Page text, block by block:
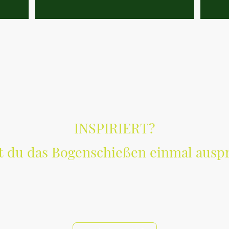
INSPIRIERT?
du das Bogenschießen einmal